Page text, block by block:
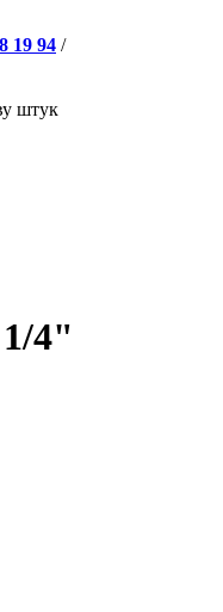
19 94 /
штук
4"